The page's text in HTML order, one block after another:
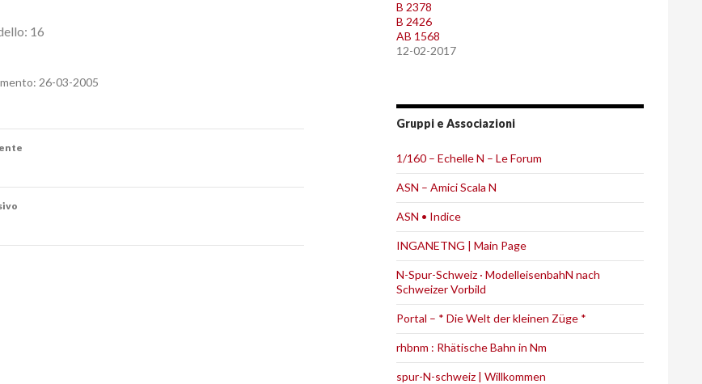
16
26-03-2005
B 2378
B 2426
AB 1568
12-02-2017
Gruppi e Associazioni
1/160 – Echelle N – Le Forum
ASN – Amici Scala N
ASN • Indice
INGANETNG | Main Page
N-Spur-Schweiz · ModelleisenbahN nach
Schweizer Vorbild
Portal – * Die Welt der kleinen Züge *
rhbnm : Rhätische Bahn in Nm
spur-N-schweiz | Willkommen